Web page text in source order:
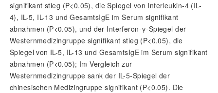
signifikant stieg (P<0.05), die Spiegel von Interleukin-4 (IL-
4), IL-5, IL-13 und GesamtsIgE im Serum signifikant
abnahmen (P<0.05), und der Interferon-γ-Spiegel der
Westernmedizingruppe signifikant stieg (P<0.05), die
Spiegel von IL-5, IL-13 und GesamtsIgE im Serum signifikant
abnahmen (P<0.05); Im Vergleich zur
Westernmedizingruppe sank der IL-5-Spiegel der
chinesischen Medizingruppe signifikant (P<0.05). Die